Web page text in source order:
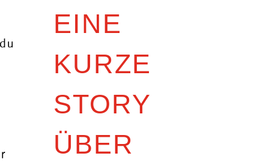
EINE
KURZE
STORY
ÜBER